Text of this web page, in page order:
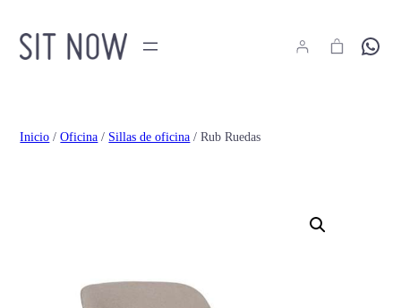
Hola
Inicio /Oficina / Sillas de oficina / Rub Ruedas